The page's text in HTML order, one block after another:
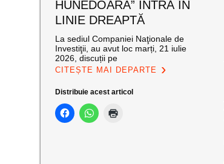
HUNEDOARA” INTRĂ ÎN
LINIE DREAPTĂ
La sediul Companiei Naţionale de
Investiţii, au avut loc marți, 21 iulie
2026, discuții pe
CITEȘTE MAI DEPARTE
Distribuie acest articol